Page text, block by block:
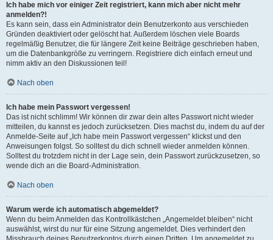
Ich habe mich vor einiger Zeit registriert, kann mich aber nicht mehr
anmelden?!
Es kann sein, dass ein Administrator dein Benutzerkonto aus verschieden
Gründen deaktiviert oder gelöscht hat. Außerdem löschen viele Boards
regelmäßig Benutzer, die für längere Zeit keine Beiträge geschrieben haben,
um die Datenbankgröße zu verringern. Registriere dich einfach erneut und
nimm aktiv an den Diskussionen teil!
Nach oben
Ich habe mein Passwort vergessen!
Das ist nicht schlimm! Wir können dir zwar dein altes Passwort nicht wieder
mitteilen, du kannst es jedoch zurücksetzen. Dies machst du, indem du auf der
Anmelde-Seite auf „Ich habe mein Passwort vergessen“ klickst und den
Anweisungen folgst. So solltest du dich schnell wieder anmelden können.
Solltest du trotzdem nicht in der Lage sein, dein Passwort zurückzusetzen, so
wende dich an die Board-Administration.
Nach oben
Warum werde ich automatisch abgemeldet?
Wenn du beim Anmelden das Kontrollkästchen „Angemeldet bleiben“ nicht
auswählst, wirst du nur für eine Sitzung angemeldet. Dies verhindert den